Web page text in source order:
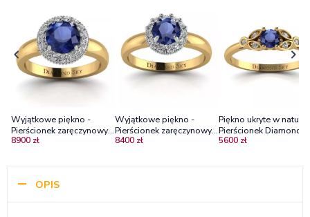
Wyjątkowe piękno -
Pierścionek zaręczynowy z
żółtego oraz białego
8900 zł
Wyjątkowe piękno -
Pierścionek zaręczynowy z
żółtego oraz białego
8400 zł
Piękno ukryte w
Pierścionek Diamond
żółte złoto, szafir,
5600 zł
OPIS